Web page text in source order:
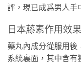
評，現已成爲男人手
日本藤素作用效果
藥丸內成分從服用
系統裏面，其中含